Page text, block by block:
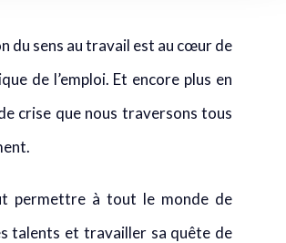
du sens au travail est au cœur de
de l’emploi. Et encore plus en
crise que nous traversons tous
permettre à tout le monde de
talents et travailler sa quête de